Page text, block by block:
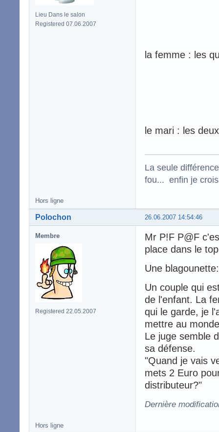
Lieu Dans le salon
Registered 07.06.2007
la femme : les
le mari : les
La seule
fou... enfin je
Hors ligne
26.06.2007 14:54:46
Polochon
Membre
Registered 22.05.2007
Mr P!F P@F
place dans le
Une blagounette:
Un couple qui
de l'enfant. La
qui le garde, je
mettre au
Le juge semble
sa défense.
"Quand je vais
mets 2 Euro
distributeur?"
Dernière
Hors ligne